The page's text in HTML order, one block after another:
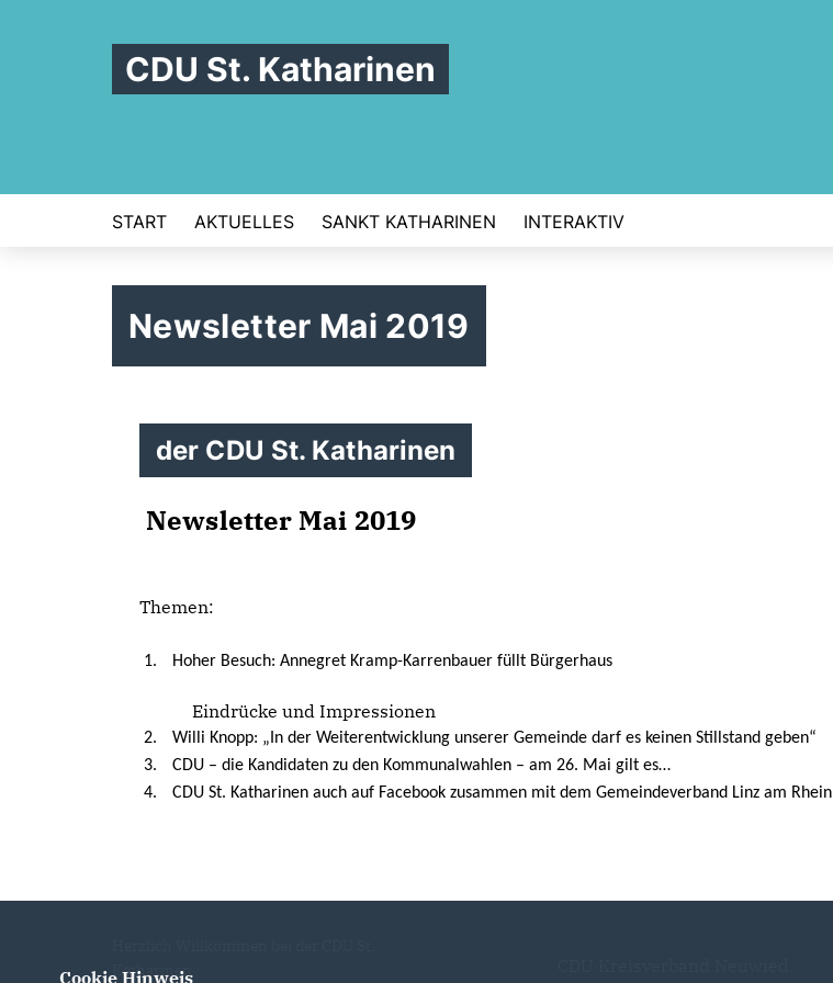
CDU St. Katharinen
START AKTUELLES SANKT KATHARINEN INTERAKTIV
Newsletter Mai 2019
der CDU St. Katharinen
Newsletter Mai 2019
Themen:
Hoher Besuch: Annegret Kramp-Karrenbauer füllt Bürgerhaus
Eindrücke und Impressionen
Willi Knopp: „In der Weiterentwicklung unserer Gemeinde darf es keinen Stillstand geben“
CDU – die Kandidaten zu den Kommunalwahlen – am 26. Mai gilt es
CDU St. Katharinen auch auf Facebook zusammen mit dem Gemeindeverband Linz am Rhein
Katharinen
Cookie Hinweis